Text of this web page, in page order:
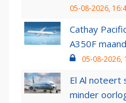
05-08-2026,
Cathay
A350F
05-08-2026,
El Al noteert
minder